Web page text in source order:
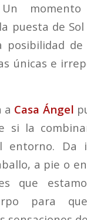
puesta de
posibilidad
únicas e
a Casa Ángel
si la
entorno. Da
a pie o
que
para